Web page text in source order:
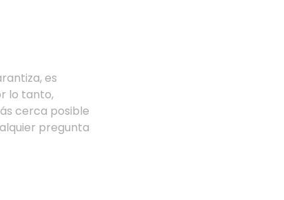
es
lo tanto,
cerca posible
pregunta